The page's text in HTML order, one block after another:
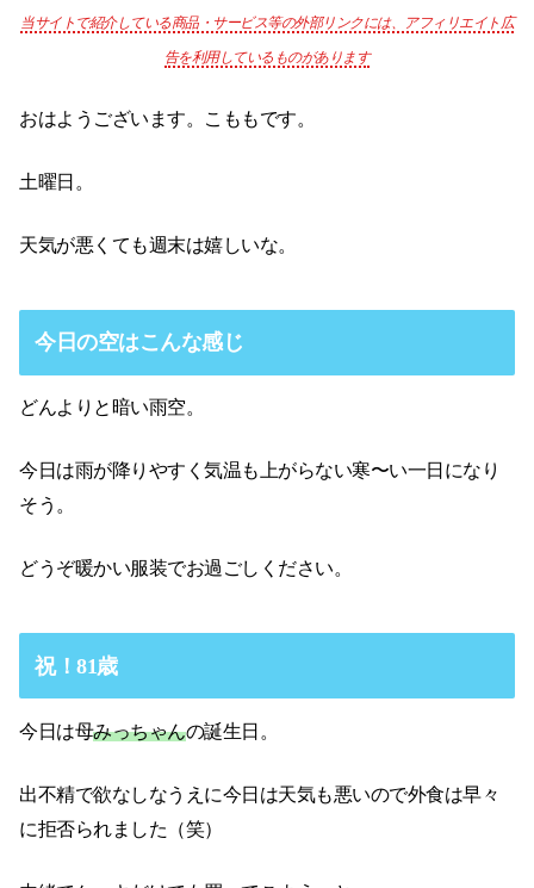
当サイトで紹介している商品・サービス等の外部リンクには、アフィリエイト広
告を利用しているものがあります
おはようございます。こももです。
土曜日。
天気が悪くても週末は嬉しいな。
今日の空はこんな感じ
どんよりと暗い雨空。
今日は雨が降りやすく気温も上がらない寒〜い一日になり
そう。
どうぞ暖かい服装でお過ごしください。
祝！81歳
今日は母みっちゃんの誕生日。
出不精で欲なしなうえに今日は天気も悪いので外食は早々
に拒否られました（笑）